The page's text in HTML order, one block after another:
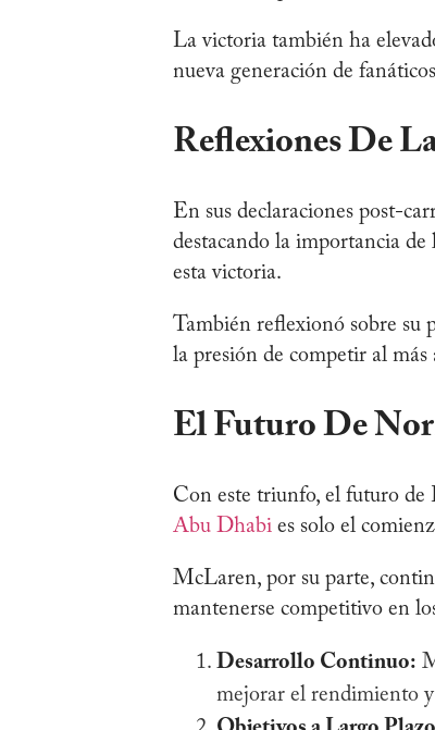
La victoria también ha
nueva generación de
Reflexiones De
En sus declaraciones post-
destacando la importancia
esta victoria.
También reflexionó sobre su
la presión de competir al más
El Futuro De
Con este triunfo, el futuro
Abu Dhabi es solo el
McLaren, por su parte,
mantenerse competitivo en
Desarrollo Continuo:
mejorar el rendimiento